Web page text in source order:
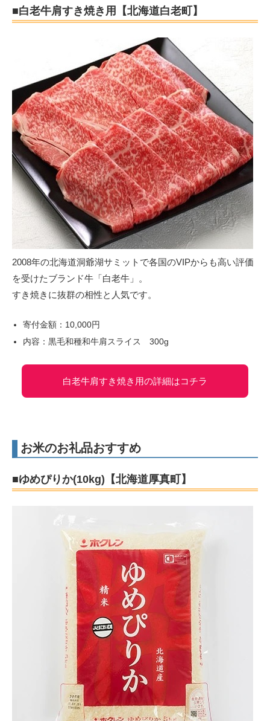
■白老牛肩すき焼き用【北海道白老町】
2008年の北海道洞爺湖サミットで各国のVIPからも高い評価
を受けたブランド牛「白老牛」。
すき焼きに抜群の相性と人気です。
寄付金額：10,000円
内容：黒毛和種和牛肩スライス 300g
白老牛肩すき焼き用の詳細はコチラ
お米のお礼品おすすめ
■ゆめぴりか(10kg)【北海道厚真町】